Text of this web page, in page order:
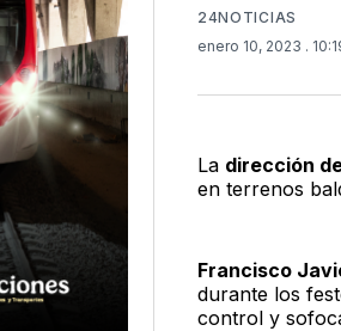
24NOTICIAS
enero 10, 2023 .
La dirección
en terrenos
Francisco
durante los
control y